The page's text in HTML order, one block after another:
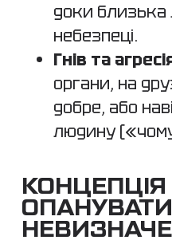
доки
небезпеці.
Гнів та
органи, на
добре, або
людину
КОНЦЕПЦІЯ
ОПАНУВАТИ